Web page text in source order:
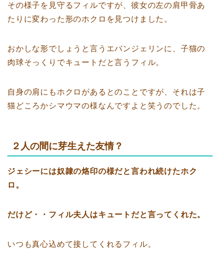
その様子を見守るフィルですが、彼女の左の肩甲骨あ
たりに変わった形のホクロを見つけました。
おかしな形でしょうと言うエバンジェリンに、子猫の
肉球そっくりでキュートだと言うフィル。
自身の肩にもホクロがあるとのことですが、それは子
猫どころかシマウマの様なんですよと笑うのでした。
２人の間に芽生えた友情？
ジェシーには奴隷の烙印の様だと言われ続けたホク
ロ。
だけど・・ フィル夫人はキュートだと言ってくれた。
いつも真心込めて接してくれるフィル。